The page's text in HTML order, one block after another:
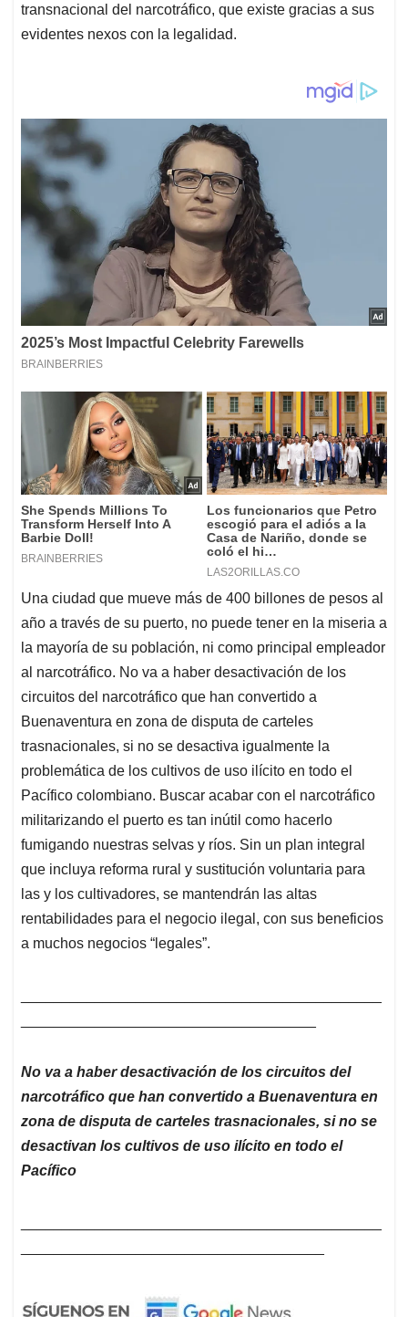
transnacional del narcotráfico, que existe gracias a sus
evidentes nexos con la legalidad.
Una ciudad que mueve más de 400 billones de pesos al
año a través de su puerto, no puede tener en la miseria a
la mayoría de su población, ni como principal empleador
al narcotráfico. No va a haber desactivación de los
circuitos del narcotráfico que han convertido a
Buenaventura en zona de disputa de carteles
trasnacionales, si no se desactiva igualmente la
problemática de los cultivos de uso ilícito en todo el
Pacífico colombiano. Buscar acabar con el narcotráfico
militarizando el puerto es tan inútil como hacerlo
fumigando nuestras selvas y ríos. Sin un plan integral
que incluya reforma rural y sustitución voluntaria para
las y los cultivadores, se mantendrán las altas
rentabilidades para el negocio ilegal, con sus beneficios
a muchos negocios “legales”.
No va a haber desactivación de los circuitos del
narcotráfico que han convertido a Buenaventura en
zona de disputa de carteles trasnacionales, si no se
desactivan los cultivos de uso ilícito en todo el
Pacífico